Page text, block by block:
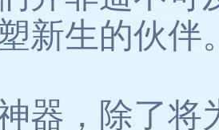
新生的伙伴
器，除了将